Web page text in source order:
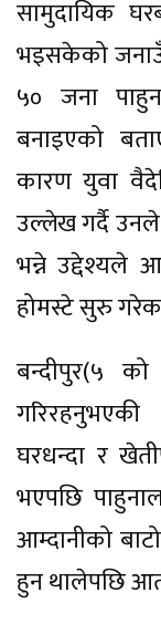
सामुदायिक
भइसकेको
५० जना
बनाइएको
कारण युवा
उल्लेख गर्दै
भन्ने उद्देश्यले
होमस्टे सुरु
बन्दीपुर(५ को
घरधन्दा र
भएपछि
आम्दानीको
हुन थालेपछि